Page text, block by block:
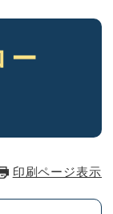
ー
印刷ページ表示